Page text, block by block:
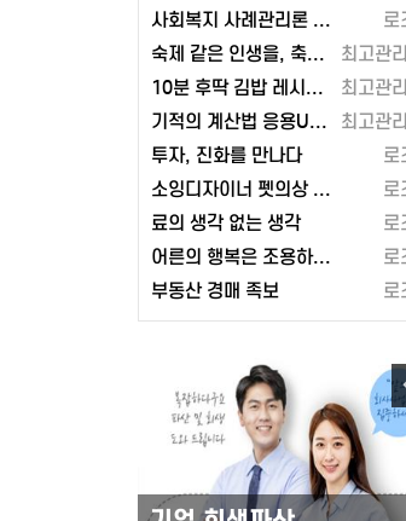
사회복지 사례관리론 - 공동체
로
숙제 같은 인생을, 축제 같은 인생으로 또는 각자도생의 세계와 지정학
최고관
10분 후딱 김밥 레시피 100 또는 2024 켈리 지텔프 G-POINT 33: 문법편
최고관
기적의 계산법 응용UP 1학년 세트 또는 유대인의 상술
최고관
투자, 진화를 만나다
로
소잉디자이너 펫의상 강아지 옷 만들기 - 경춘사
로
료의 생각 없는 생각
로
어른의 행복은 조용하다 (페이지2북스)
로
부동산 경매 족보
로